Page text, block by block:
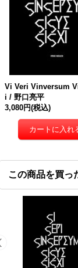
Vi Veri Vinversum
i / 野口亮平
3,080円(税込)
この商品を買っ